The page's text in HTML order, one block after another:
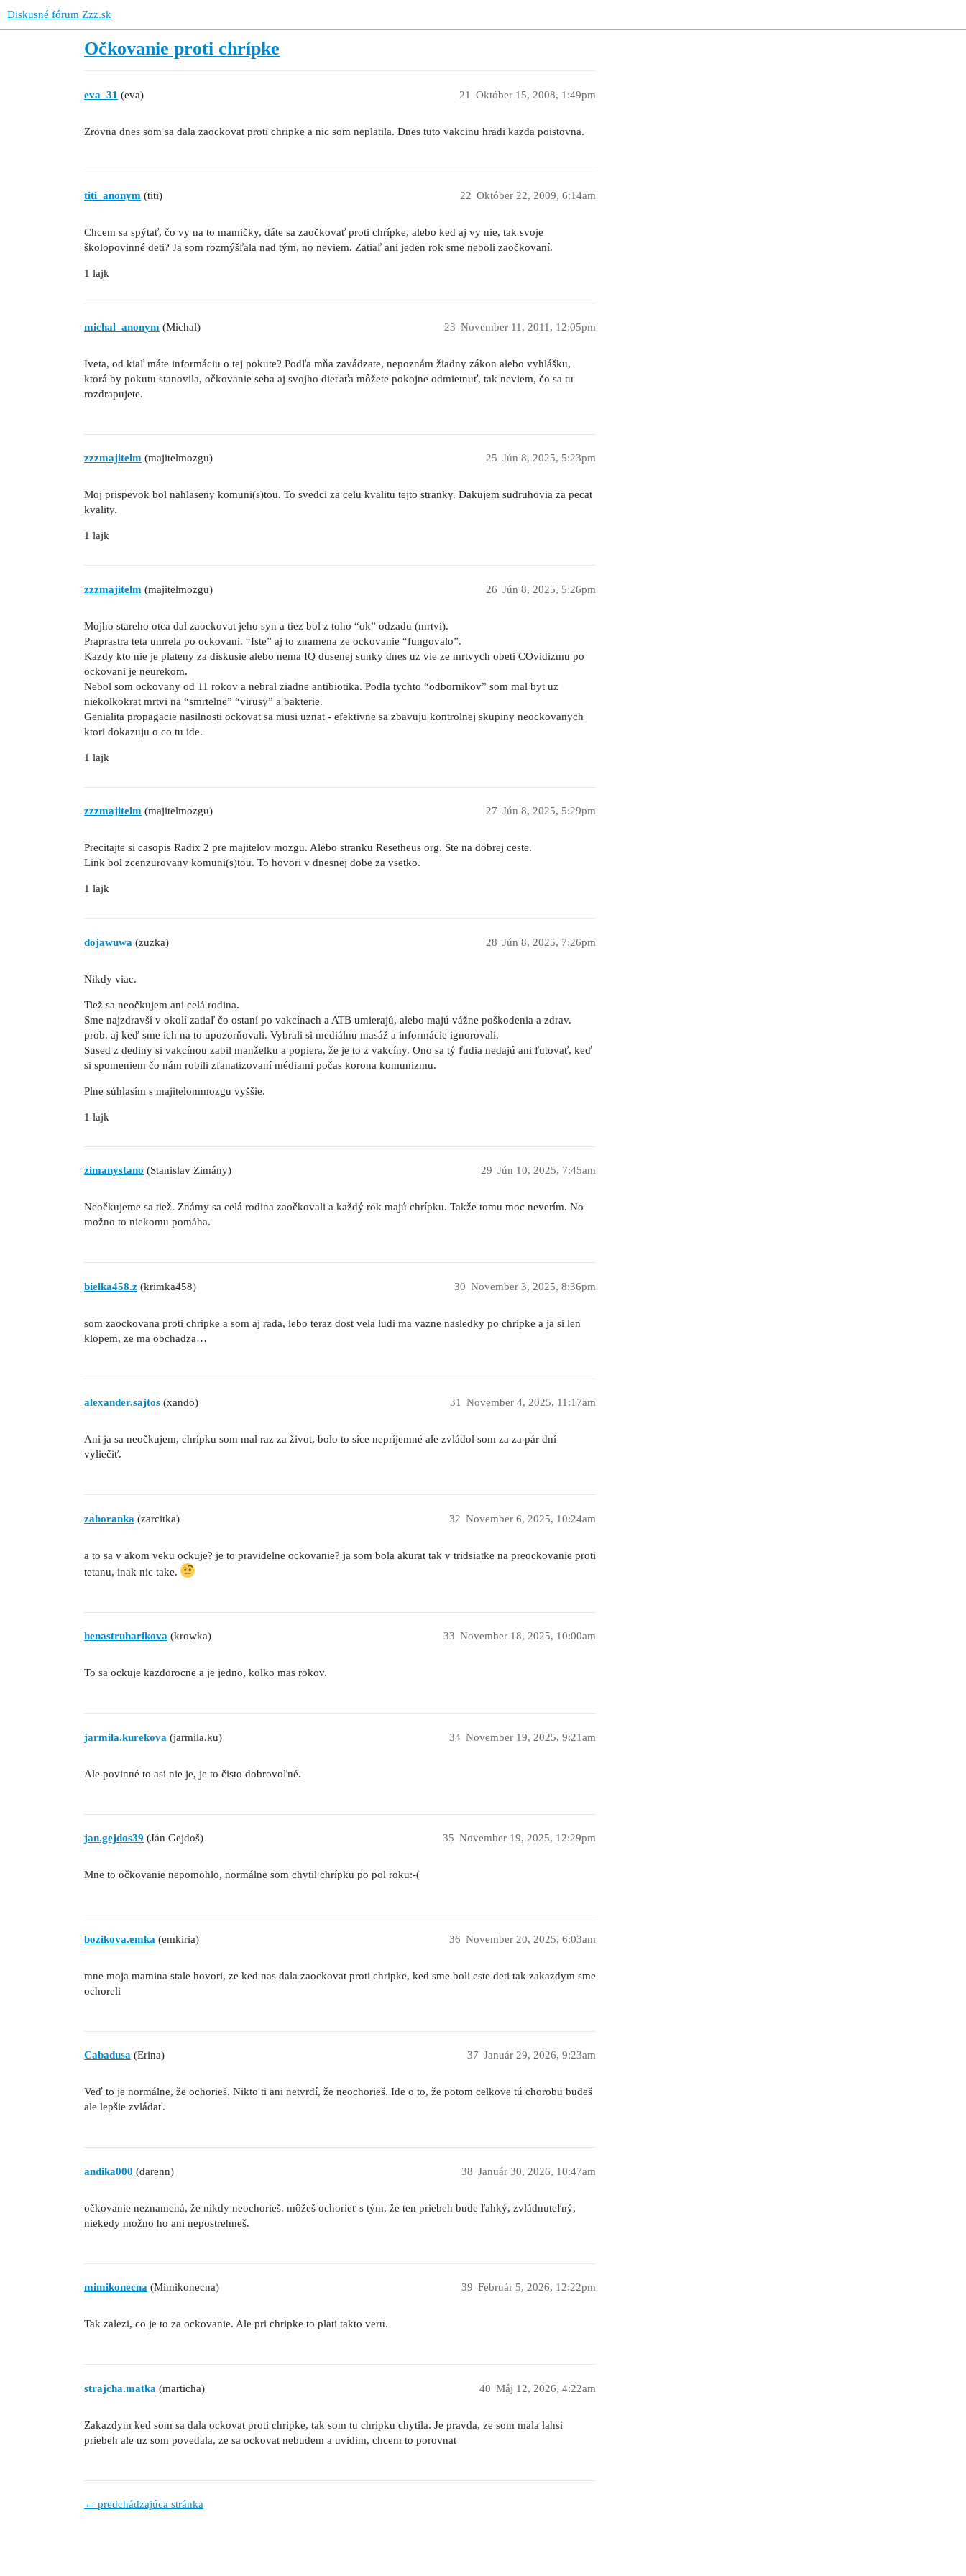
Diskusné fórum Zzz.sk
Očkovanie proti chrípke
eva_31 (eva) Október 15, 2008, 1:49pm
21
Zrovna dnes som sa dala zaockovat proti chripke a nic som neplatila. Dnes tuto vakcinu hradi kazda poistovna.
titi_anonym (titi) Október 22, 2009, 6:14am
22
Chcem sa spýtať, čo vy na to mamičky, dáte sa zaočkovať proti chrípke, alebo ked aj vy nie, tak svoje
školopovinné deti? Ja som rozmýšľala nad tým, no neviem. Zatiaľ ani jeden rok sme neboli zaočkovaní.
1 lajk
michal_anonym (Michal) November 11, 2011, 12:05pm
23
Iveta, od kiaľ máte informáciu o tej pokute? Podľa mňa zavádzate, nepoznám žiadny zákon alebo vyhlášku,
ktorá by pokutu stanovila, očkovanie seba aj svojho dieťaťa môžete pokojne odmietnuť, tak neviem, čo sa tu
rozdrapujete.
zzzmajitelm (majitelmozgu) Jún 8, 2025, 5:23pm
25
Moj prispevok bol nahlaseny komuni(s)tou. To svedci za celu kvalitu tejto stranky. Dakujem sudruhovia za pecat
kvality.
1 lajk
zzzmajitelm (majitelmozgu) Jún 8, 2025, 5:26pm
26
Mojho stareho otca dal zaockovat jeho syn a tiez bol z toho “ok” odzadu (mrtvi).
Praprastra teta umrela po ockovani. “Iste” aj to znamena ze ockovanie “fungovalo”.
Kazdy kto nie je plateny za diskusie alebo nema IQ dusenej sunky dnes uz vie ze mrtvych obeti COvidizmu po
ockovani je neurekom.
Nebol som ockovany od 11 rokov a nebral ziadne antibiotika. Podla tychto “odbornikov” som mal byt uz
niekolkokrat mrtvi na “smrtelne” “virusy” a bakterie.
Genialita propagacie nasilnosti ockovat sa musi uznat - efektivne sa zbavuju kontrolnej skupiny neockovanych
ktori dokazuju o co tu ide.
1 lajk
zzzmajitelm (majitelmozgu) Jún 8, 2025, 5:29pm
27
Precitajte si casopis Radix 2 pre majitelov mozgu. Alebo stranku Resetheus org. Ste na dobrej ceste.
Link bol zcenzurovany komuni(s)tou. To hovori v dnesnej dobe za vsetko.
1 lajk
dojawuwa (zuzka) Jún 8, 2025, 7:26pm
28
Nikdy viac.
Tiež sa neočkujem ani celá rodina.
Sme najzdravší v okolí zatiaľ čo ostaní po vakcínach a ATB umierajú, alebo majú vážne poškodenia a zdrav.
prob. aj keď sme ich na to upozorňovali. Vybrali si mediálnu masáž a informácie ignorovali.
Sused z dediny si vakcínou zabil manželku a popiera, že je to z vakcíny. Ono sa tý ľudia nedajú ani ľutovať, keď
si spomeniem čo nám robili zfanatizovaní médiami počas korona komunizmu.
Plne súhlasím s majitelommozgu vyššie.
1 lajk
zimanystano (Stanislav Zimány) Jún 10, 2025, 7:45am
29
Neočkujeme sa tiež. Známy sa celá rodina zaočkovali a každý rok majú chrípku. Takže tomu moc neverím. No
možno to niekomu pomáha.
bielka458.z (krimka458) November 3, 2025, 8:36pm
30
som zaockovana proti chripke a som aj rada, lebo teraz dost vela ludi ma vazne nasledky po chripke a ja si len
klopem, ze ma obchadza…
alexander.sajtos (xando) November 4, 2025, 11:17am
31
Ani ja sa neočkujem, chrípku som mal raz za život, bolo to síce nepríjemné ale zvládol som za za pár dní
vyliečiť.
zahoranka (zarcitka) November 6, 2025, 10:24am
32
a to sa v akom veku ockuje? je to pravidelne ockovanie? ja som bola akurat tak v tridsiatke na preockovanie proti
tetanu, inak nic take.
henastruharikova (krowka) November 18, 2025, 10:00am
33
To sa ockuje kazdorocne a je jedno, kolko mas rokov.
jarmila.kurekova (jarmila.ku) November 19, 2025, 9:21am
34
Ale povinné to asi nie je, je to čisto dobrovoľné.
jan.gejdos39 (Ján Gejdoš) November 19, 2025, 12:29pm
35
Mne to očkovanie nepomohlo, normálne som chytil chrípku po pol roku:-(
bozikova.emka (emkiria) November 20, 2025, 6:03am
36
mne moja mamina stale hovori, ze ked nas dala zaockovat proti chripke, ked sme boli este deti tak zakazdym sme
ochoreli
Cabadusa (Erina) Január 29, 2026, 9:23am
37
Veď to je normálne, že ochorieš. Nikto ti ani netvrdí, že neochorieš. Ide o to, že potom celkove tú chorobu budeš
ale lepšie zvládať.
andika000 (darenn) Január 30, 2026, 10:47am
38
očkovanie neznamená, že nikdy neochorieš. môžeš ochorieť s tým, že ten priebeh bude ľahký, zvládnuteľný,
niekedy možno ho ani nepostrehneš.
mimikonecna (Mimikonecna) Február 5, 2026, 12:22pm
39
Tak zalezi, co je to za ockovanie. Ale pri chripke to plati takto veru.
strajcha.matka (marticha) Máj 12, 2026, 4:22am
40
Zakazdym ked som sa dala ockovat proti chripke, tak som tu chripku chytila. Je pravda, ze som mala lahsi
priebeh ale uz som povedala, ze sa ockovat nebudem a uvidim, chcem to porovnat
← predchádzajúca stránka